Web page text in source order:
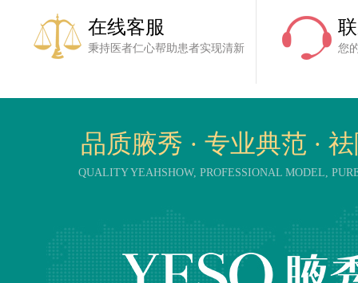
在线客服
秉持医者仁心帮助患者实现清新 您
品质腋秀 · 专业典范 ·
QUALITY YEAHSHOW, PROFESSIONAL MODEL,